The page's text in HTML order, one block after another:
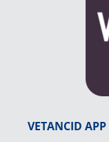
VETANCID APP